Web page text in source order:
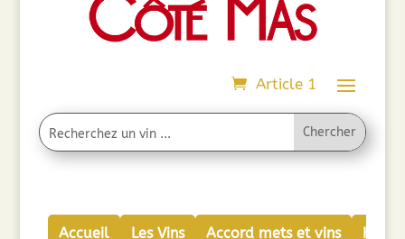
Article 1
Accueil Les Vins Accord mets et vins